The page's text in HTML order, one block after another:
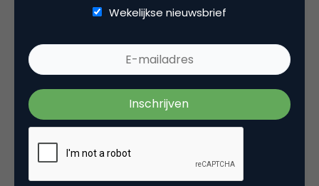
Wake-upcall voor ontwerpers
en merkeigenaren
Creatieve sector als aanjager
van innovatie en ontsluiter en
verbinder van industrieën
belangrijker en urgenter dan
Wekelijkse nieuwsbrief